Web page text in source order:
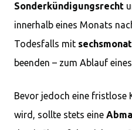
Sonderkündigungsrecht
innerhalb eines Monats
Todesfalls mit
beenden – zum Ablauf
Bevor jedoch eine fristlose
wird, sollte stets eine